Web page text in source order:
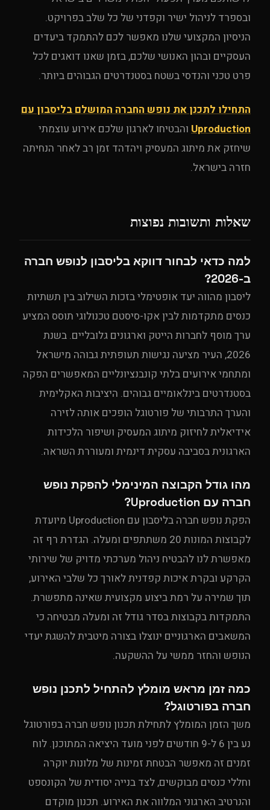
ובספרד לניהול ישיר וקפדני של כל שלב בפרויקט.
הניסיון המקצועי שלנו מאפשר לכם להתמקד ביעדים
העסקיים ובהון האנושי שלכם, בזמן שאנו דואגים לכל
פרט טכני והנדסי בשטח בסטנדרטים הגבוהים ביותר.
התחילו לתכנן את נופש החברה המושלם בליסבון עם
Uproduction והבטיחו לארגון שלכם אירוע עוצמתי
שיחזק את מיתוג המעסיק ויהדהד זמן רב לאחר הנחיתה
חזרה בישראל.
שאלות ותשובות נפוצות
למה כדאי לבחור דווקא בליסבון לנופש חברה
ב-2026?
ליסבון מהווה יעד אופטימלי בזכות השילוב בין תשתיות
כנסים מתקדמות לבין אקו-סיסטם טכנולוגי תוסס המציע
ערך מוסף לחברות הייטק וארגונים גלובליים. בשנת
2026, העיר מציעה נגישות תעופתית גבוהה מישראל
ומתחמי אירועים בלתי קונבנציונליים המאפשרים הפקה
בסטנדרטים בינלאומיים גבוהים. היציבות האקלימית
והערך התרבותי של פורטוגל הופכים אותה לזירה
אידיאלית לחיזוק מיתוג המעסיק ושיפור הלכידות
הארגונית בסביבה עסקית דינמית ומעוררת השראה.
מהו גודל הקבוצה המינימלי להפקת נופש
חברה עם Uproduction?
הפקת נופש חברה בליסבון עם Uproduction מיועדת
לקבוצות המונות 20 משתתפים ומעלה. הגדרת רף זה
מאפשרת לנו להבטיח ניהול מערכתי מדויק של שירותי
הקרקע ובקרת איכות קפדנית לאורך כל שלבי האירוע,
תוך שמירה על רמת ביצוע מקצועית שאינה מתפשרת.
התמקדות בקבוצות בסדר גודל זה ומעלה מבטיחה כי
המשאבים הארגוניים ינוצלו בצורה מיטבית להשגת יעדי
הנופש והחזר ממשי על ההשקעה.
כמה זמן מראש מומלץ להתחיל לתכנן נופש
חברה בפורטוגל?
משך הזמן המומלץ לתחילת תכנון נופש חברה בפורטוגל
נע בין 6 ל-9 חודשים לפני מועד היציאה המתוכנן. לוח
זמנים זה מאפשר הבטחת זמינות של מלונות יוקרה
וחללי כנסים מבוקשים, לצד בנייה יסודית של הקונספט
והנרטיב הארגוני המלווה את האירוע. תכנון מוקדם